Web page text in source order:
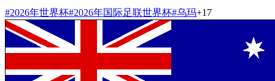
#2026年世界杯#2026年国际足联世界杯#乌玛+17